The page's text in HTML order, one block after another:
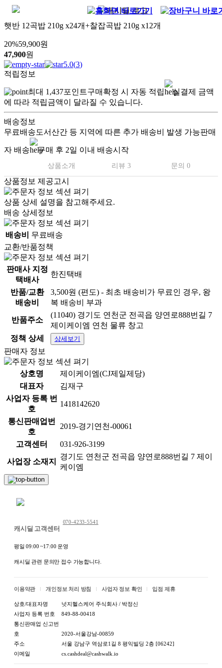
햇반 12곡밥 210g x24개+찰잡곡밥 210g x12개
20%59,900원
47,900원
5.0(3)
적립정보
최대 1,437포인트구매확정 시 자동 적립
실결제 금액
에 따라 적립금액이 달라질 수 있습니다.
배송정보
무료배송도서산간 등 지역에 따른 추가 배송비 발생 가능판매
자 배송 구매 후 2일 이내 배송시작
상품소개 리뷰 3 문의 0
상품정보 제공고시
상품 상세 설명을 참고해주세요.
배송 상세정보
배송비
무료배송
교환/반품정책
판매사 지정
택배사
한진택배
반품/교환
배송비
3,500원 (편도) - 최초 배송비가 무료인 경우, 왕
복 배송비 부과
반품주소
(11040) 경기도 연천군 전곡읍 양연로888번길 7
제이케이엠 연천 물류 창고
정책 상세
상세보기
판매자 정보
상호명
제이케이엠(CJ제일제당)
대표자
김재구
사업자 등록 번
호
1418142620
통신판매업번
호
2019-경기연천-00061
고객센터 031-926-3199
사업장 소재지
경기도 연천군 전곡읍 양연로888번길 7 제이
케이엠
캐시딜 고객센터
070-4233-5541
평일 09:00 ~17:00 운영
캐시딜 관련 문의만 접수 가능합니다.
이용약관 개인정보 처리 방침 사업자 정보 확인 입점 제휴
상호/대표자명
넛지헬스케어 주식회사 / 박정신
사업자 등록 번호
849-88-00418
통신판매업 신고번
호
2020-서울강남-00859
주소
서울 강남구 역삼로1길 8 평익빌딩 2층 [06242]
이메일
cs.cashdeal@cashwalk.io